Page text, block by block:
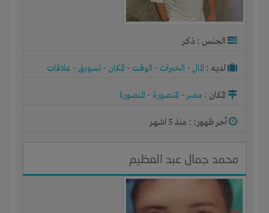
الجنس : ذكر
لديـه : المال - الخبرات - الوقت - المكان - تسويق - علاقات
المكان : مصر- المنصورة - المنصورة
آخر ظهور: : منذ 5 اشهر
محمد جمال عبد العظيم